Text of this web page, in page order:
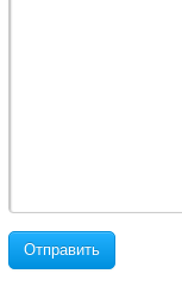
Отправить